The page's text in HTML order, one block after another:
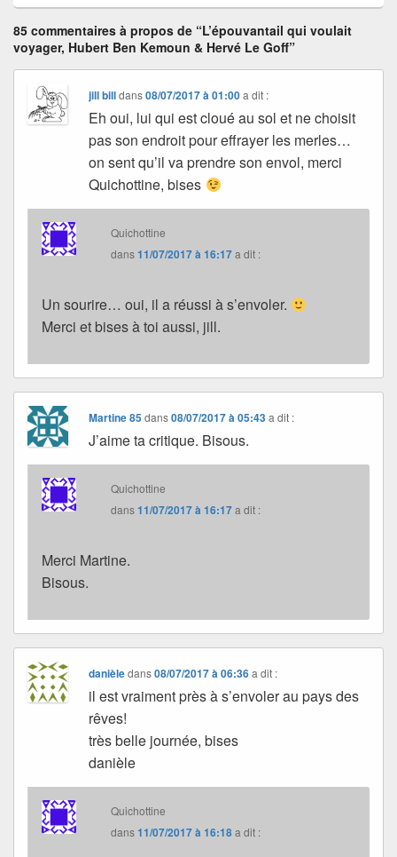
85 commentaires à propos de “L’épouvantail qui voulait
voyager, Hubert Ben Kemoun & Hervé Le Goff”
jill billdans08/07/2017 à 01:00 a dit :
Eh oui, lui qui est cloué au sol et ne choisit
pas son endroit pour effrayer les merles…
on sent qu’il va prendre son envol, merci
Quichottine, bises
Quichottine
dans11/07/2017 à 16:17a dit :
Un sourire… oui, il a réussi à s’envoler.
Merci et bises à toi aussi, jill.
Martine 85dans08/07/2017 à 05:43 a dit :
J’aime ta critique. Bisous.
Quichottine
dans11/07/2017 à 16:17a dit :
Merci Martine.
Bisous.
danièledans08/07/2017 à 06:36 a dit :
il est vraiment près à s’envoler au pays des
rêves!
très belle journée, bises
danièle
Quichottine
dans11/07/2017 à 16:18a dit :